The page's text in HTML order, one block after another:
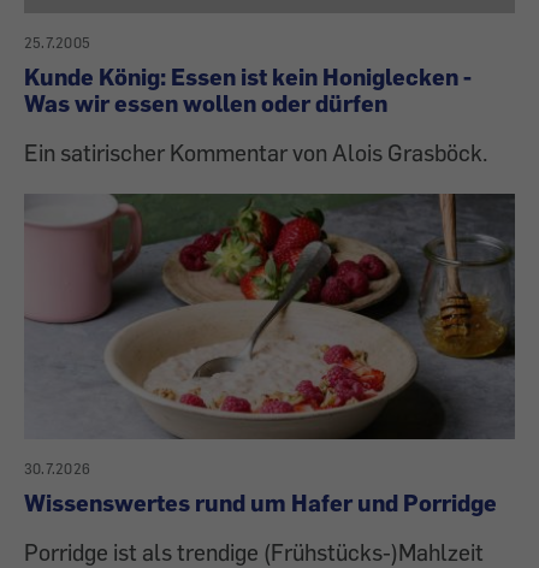
25.7.2005
Kunde König: Essen ist kein Honiglecken -
Was wir essen wollen oder dürfen
Ein satirischer Kommentar von Alois Grasböck.
30.7.2026
Wissenswertes rund um Hafer und Porridge
Porridge ist als trendige (Frühstücks-)Mahlzeit